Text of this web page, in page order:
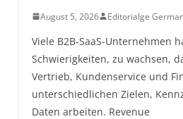
August 5, 2026 Editorialge
Viele B2B-SaaS-Unternehmen
Schwierigkeiten, zu wachsen,
Vertrieb, Kundenservice und
unterschiedlichen Zielen,
Daten arbeiten. Revenue